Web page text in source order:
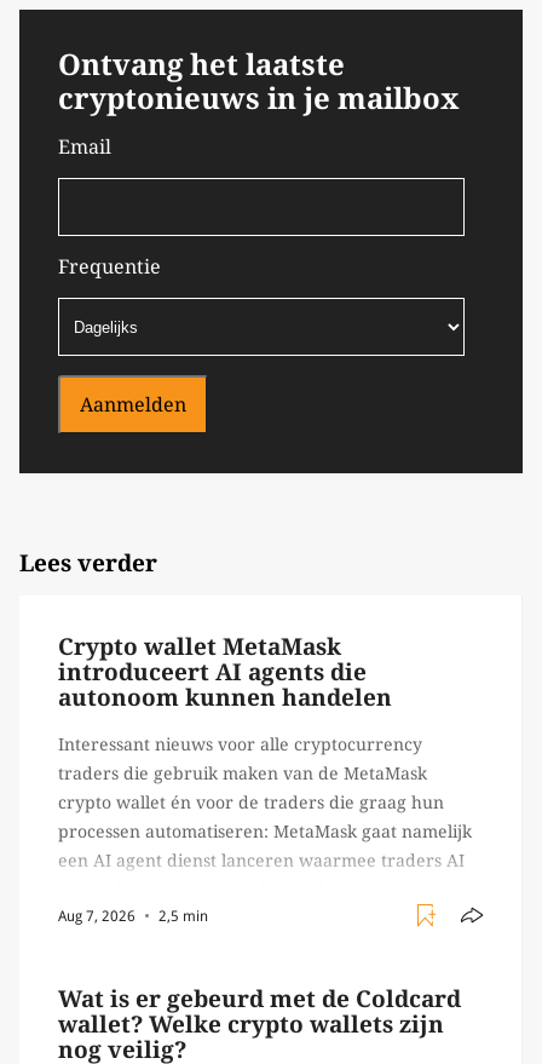
Ontvang het laatste
cryptonieuws in je mailbox
Email
Frequentie
Aanmelden
Lees verder
Crypto wallet MetaMask
introduceert AI agents die
autonoom kunnen handelen
Interessant nieuws voor alle cryptocurrency
traders die gebruik maken van de MetaMask
crypto wallet én voor de traders die graag hun
processen automatiseren: MetaMask gaat namelijk
een AI agent dienst lanceren waarmee traders AI
verrichten, zoals het daadwerkelijk uitvoeren van
Aug 7, 2026 2,5 min
Wat is er gebeurd met de Coldcard
wallet? Welke crypto wallets zijn
nog veilig?